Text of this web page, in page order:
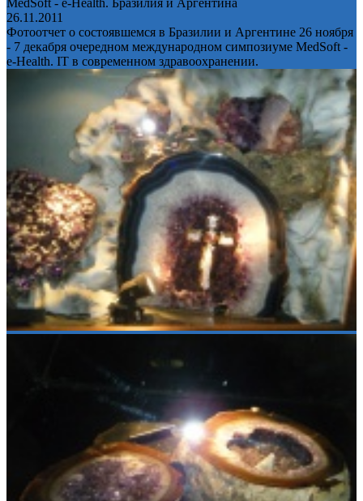
MedSoft - e-Health. Бразилия и Аргентина
26.11.2011
Фотоотчет о состоявшемся в Бразилии и Аргентине 26 ноября
- 7 декабря очередном международном симпозиуме MedSoft -
e-Health. IT в современном здравоохранении.